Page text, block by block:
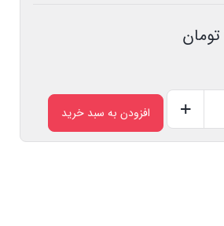
تومان
+ افزودن به سبد خرید